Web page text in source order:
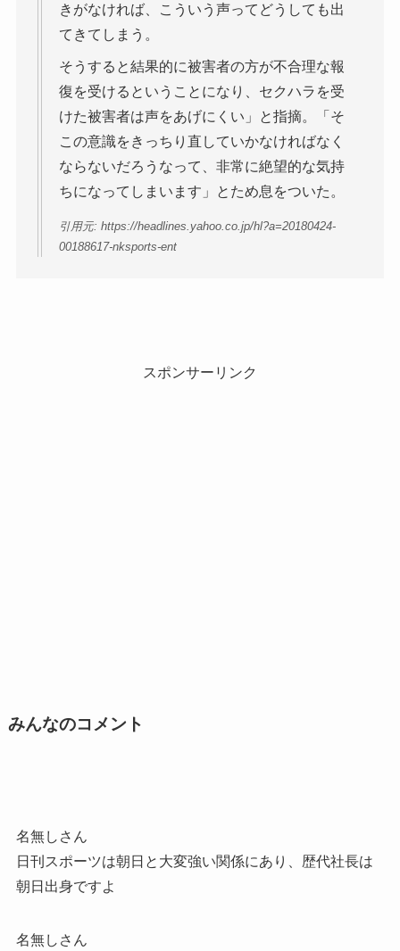
きがなければ、こういう声ってどうしても出
てきてしまう。
そうすると結果的に被害者の方が不合理な報
復を受けるということになり、セクハラを受
けた被害者は声をあげにくい」と指摘。「そ
この意識をきっちり直していかなければなく
ならないだろうなって、非常に絶望的な気持
ちになってしまいます」とため息をついた。
引用元: https://headlines.yahoo.co.jp/hl?a=20180424-
00188617-nksports-ent
スポンサーリンク
みんなのコメント
名無しさん
日刊スポーツは朝日と大変強い関係にあり、歴代社長は
朝日出身ですよ
名無しさん